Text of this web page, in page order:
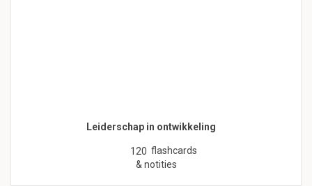
Leiderschap in ontwikkeling
120 flashcards
& notities